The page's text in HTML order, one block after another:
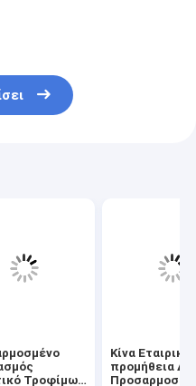
Τροφίμων
Κίνα Εταιρική
προμήθεια